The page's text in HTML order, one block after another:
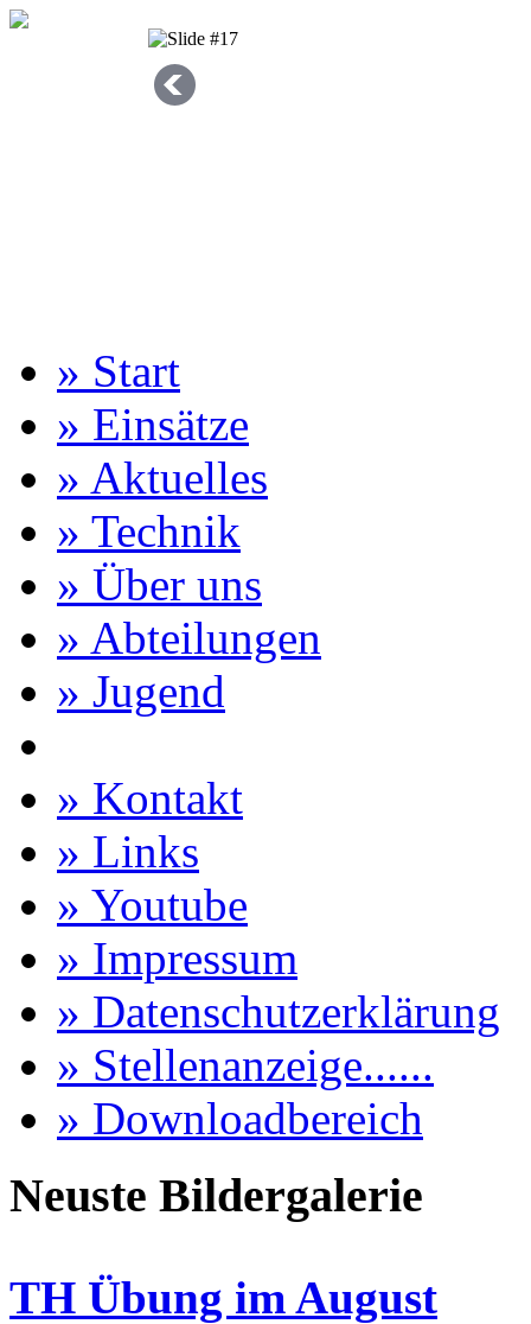
» Start
» Einsätze
» Aktuelles
» Technik
» Über uns
» Abteilungen
» Jugend
» Kontakt
» Links
» Youtube
» Impressum
» Datenschutzerklärung
» Stellenanzeige......
» Downloadbereich
Neuste Bildergalerie
TH Übung im August